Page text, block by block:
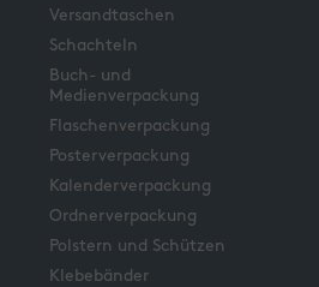
Versandtaschen
Schachteln
Buch- und
Medienverpackung
Flaschenverpackung
Posterverpackung
Kalenderverpackung
Ordnerverpackung
Polstern und Schützen
Klebebänder